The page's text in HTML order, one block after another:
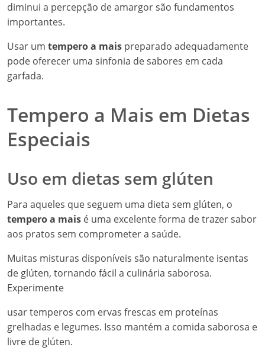
diminui a percepção de amargor são fundamentos
importantes.
Usar um tempero a mais preparado adequadamente
pode oferecer uma sinfonia de sabores em cada
garfada.
Tempero a Mais em Dietas
Especiais
Uso em dietas sem glúten
Para aqueles que seguem uma dieta sem glúten, o
tempero a mais é uma excelente forma de trazer sabor
aos pratos sem comprometer a saúde.
Muitas misturas disponíveis são naturalmente isentas
de glúten, tornando fácil a culinária saborosa.
Experimente
usar temperos com ervas frescas em proteínas
grelhadas e legumes. Isso mantém a comida saborosa e
livre de glúten.